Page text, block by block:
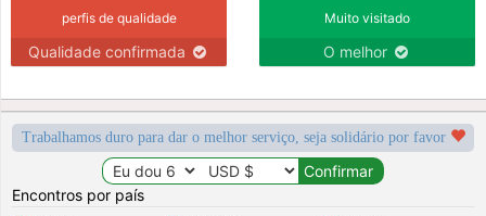
perfis de qualidade
Qualidade confirmada
Muito visitado
O melhor
Trabalhamos duro para dar o melhor serviço, seja solidário por favor
Encontros por país